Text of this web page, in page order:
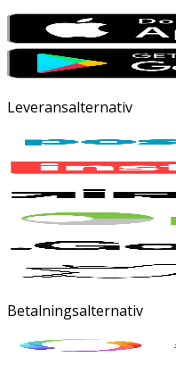
Leveransalternativ
Betalningsalternativ